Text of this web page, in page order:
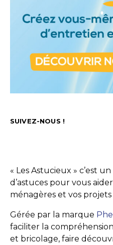
SUIVEZ-NOUS !
« Les Astucieux » c’est
d’astuces pour vous
ménagères et vos
Gérée par la marque
faciliter la
et bricolage, faire